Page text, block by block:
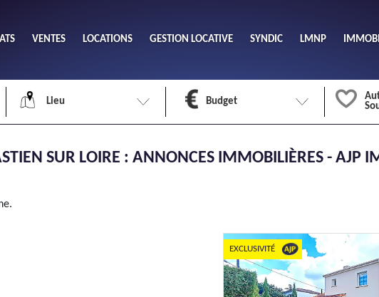
VENTES LOCATIONS GESTION LOCATIVE SYNDIC LMNP
Lieu Budget
min
1
2
SUR LOIRE : ANNONCES IMMOBILIÈRES - AJP
EXCLUSIVITÉ